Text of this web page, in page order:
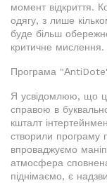
момент відкриття.
одягу, з лише
буде більш
критичне мислення.
Програма
Я усвідомлюю, що
справою в
кшталт
створили програму
впроваджуємо
атмосфера
піднімаємо, є